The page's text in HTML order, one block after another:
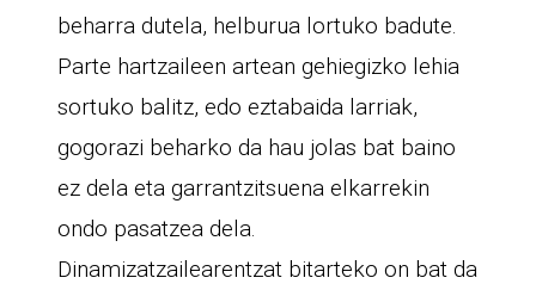
beharra dutela, helburua lortuko badute.
Parte hartzaileen artean gehiegizko lehia
sortuko balitz, edo eztabaida larriak,
gogorazi beharko da hau jolas bat baino
ez dela eta garrantzitsuena elkarrekin
ondo pasatzea dela.
Dinamizatzailearentzat bitarteko on bat da